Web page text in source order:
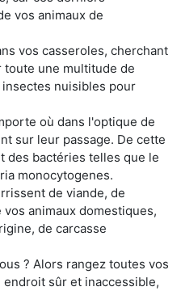
vos animaux de
vos casseroles, cherchant
une multitude de
nuisibles pour
où dans l'optique de
sur leur passage. De cette
des bactéries telles que le
monocytogenes.
de viande, de
animaux domestiques,
de carcasse
? Alors rangez toutes vos
sûr et inaccessible,